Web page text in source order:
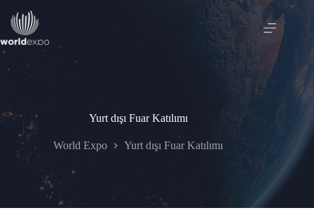
content
Yurt dışı Fuar Katılımı
World Expo Yurt dışı Fuar Katılımı